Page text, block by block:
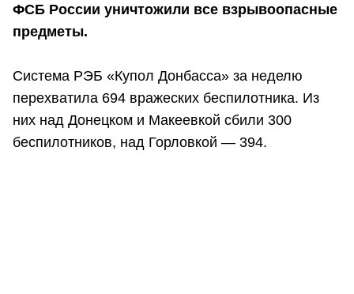
ФСБ России уничтожили все взрывоопасные
предметы.
Система РЭБ «Купол Донбасса» за неделю
перехватила 694 вражеских беспилотника. Из
них над Донецком и Макеевкой сбили 300
беспилотников, над Горловкой — 394.